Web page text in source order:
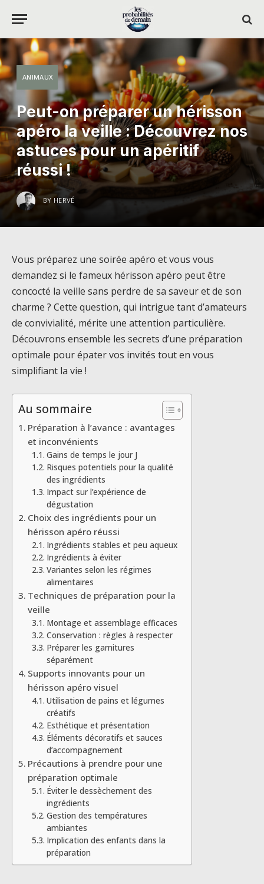
ANIMAUX
Peut-on préparer un hérisson
apéro la veille : Découvrez nos
astuces pour un apéritif
réussi !
BY HERVÉ
Vous préparez une soirée apéro et vous vous
demandez si le fameux hérisson apéro peut être
concocté la veille sans perdre de sa saveur et de son
charme ? Cette question, qui intrigue tant d’amateurs
de convivialité, mérite une attention particulière.
Découvrons ensemble les secrets d’une préparation
optimale pour épater vos invités tout en vous
simplifiant la vie !
Au sommaire
Préparation à l’avance : avantages
et inconvénients
Gains de temps le jour J
Risques potentiels pour la qualité
des ingrédients
Impact sur l’expérience de
dégustation
Choix des ingrédients pour un
hérisson apéro réussi
Ingrédients stables et peu aqueux
Ingrédients à éviter
Variantes selon les régimes
alimentaires
Techniques de préparation pour la
veille
Montage et assemblage efficaces
Conservation : règles à respecter
Préparer les garnitures
séparément
Supports innovants pour un
hérisson apéro visuel
Utilisation de pains et légumes
créatifs
Esthétique et présentation
Éléments décoratifs et sauces
d’accompagnement
Précautions à prendre pour une
préparation optimale
Éviter le dessèchement des
ingrédients
Gestion des températures
ambiantes
Implication des enfants dans la
préparation